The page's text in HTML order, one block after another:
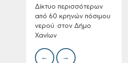
Πίνακες Κατάταξης
& Βαθμολογίας,
Πίνακες
Δίκτυο περισσότερων
από 60 κρηνών πόσιμου
νερού στον Δήμο
Χανίων
← →